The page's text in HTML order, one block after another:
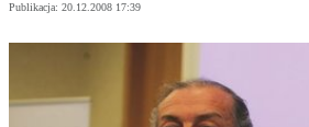
Publikacja: 20.12.2008 17:39